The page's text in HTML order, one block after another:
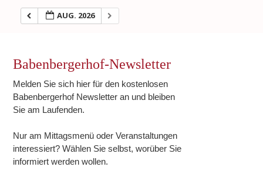
AUG. 2026
Babenbergerhof-Newsletter
Melden Sie sich hier für den kostenlosen
Babenbergerhof Newsletter an und bleiben
Sie am Laufenden.
Nur am Mittagsmenü oder Veranstaltungen
interessiert? Wählen Sie selbst, worüber Sie
informiert werden wollen.